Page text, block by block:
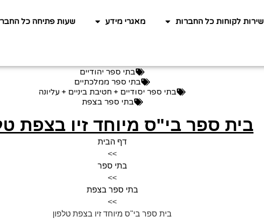
שירות לקוחות כל החברות מאגרי מידע שעות פתיחה כל
בתי ספר יהודיים
בתי ספר ממלכתיים
בתי ספר יסודיים + חטיבת ביניים + עליונה
בתי ספר בצפת
בית ספר בי"ס מיוחד זיו בצפת
דף הבית
>>
בתי ספר
>>
בתי ספר בצפת
>>
בית ספר בי"ס מיוחד זיו בצפת טלפון